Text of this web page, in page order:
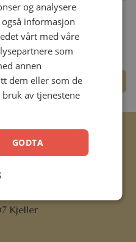
Pappa-vitser
99,00kr
Legg i handlekurv
Kjeller
og analysere
informasjon
vårt med våre
som
annen
dem eller som de
av tjenestene
GODTA